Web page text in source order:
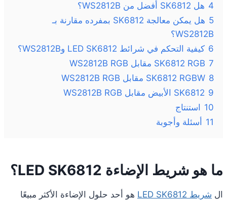
4 هل SK6812 أفضل من WS2812B؟
5
هل يمكن معالجة SK6812 بمفرده مقارنة بـ
WS2812B؟
6 كيفية التحكم في شرائط LED SK6812 وWS2812B؟
7 SK6812 RGB مقابل WS2812B RGB
8 SK6812 RGBW مقابل WS2812B RGB
9 SK6812 الأبيض مقابل WS2812B RGB
10
استنتاج
11
أسئلة وأجوبة
ما هو شريط الإضاءة LED SK6812؟
ال شريط LED SK6812
هو أحد حلول الإضاءة الأكثر مبيعًا